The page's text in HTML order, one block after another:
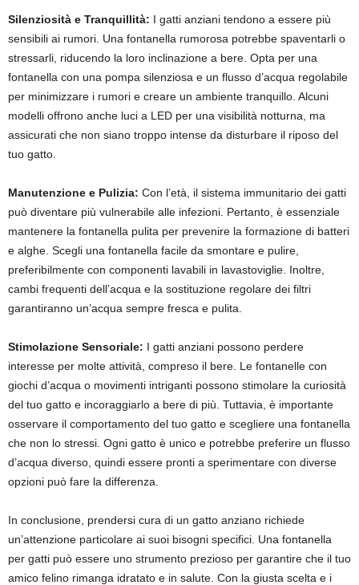
Silenziosità e Tranquillità: I gatti anziani tendono a essere più
sensibili ai rumori. Una fontanella rumorosa potrebbe spaventarli o
stressarli, riducendo la loro inclinazione a bere. Opta per una
fontanella con una pompa silenziosa e un flusso d’acqua regolabile
per minimizzare i rumori e creare un ambiente tranquillo. Alcuni
modelli offrono anche luci a LED per una visibilità notturna, ma
assicurati che non siano troppo intense da disturbare il riposo del
tuo gatto.
Manutenzione e Pulizia: Con l’età, il sistema immunitario dei gatti
può diventare più vulnerabile alle infezioni. Pertanto, è essenziale
mantenere la fontanella pulita per prevenire la formazione di batteri
e alghe. Scegli una fontanella facile da smontare e pulire,
preferibilmente con componenti lavabili in lavastoviglie. Inoltre,
cambi frequenti dell’acqua e la sostituzione regolare dei filtri
garantiranno un’acqua sempre fresca e pulita.
Stimolazione Sensoriale: I gatti anziani possono perdere
interesse per molte attività, compreso il bere. Le fontanelle con
giochi d’acqua o movimenti intriganti possono stimolare la curiosità
del tuo gatto e incoraggiarlo a bere di più. Tuttavia, è importante
osservare il comportamento del tuo gatto e scegliere una fontanella
che non lo stressi. Ogni gatto è unico e potrebbe preferire un flusso
d’acqua diverso, quindi essere pronti a sperimentare con diverse
opzioni può fare la differenza.
In conclusione, prendersi cura di un gatto anziano richiede
un’attenzione particolare ai suoi bisogni specifici. Una fontanella
per gatti può essere uno strumento prezioso per garantire che il tuo
amico felino rimanga idratato e in salute. Con la giusta scelta e i